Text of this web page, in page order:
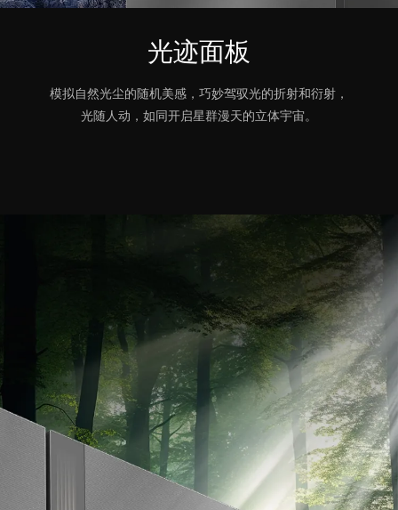
光迹面板
模拟自然光尘的随机美感，巧妙驾驭光的折射和衍射，
光随人动，如同开启星群漫天的立体宇宙。